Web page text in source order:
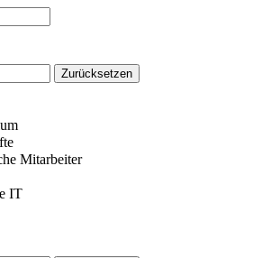
Zurücksetzen
Mitarbeiter
IT